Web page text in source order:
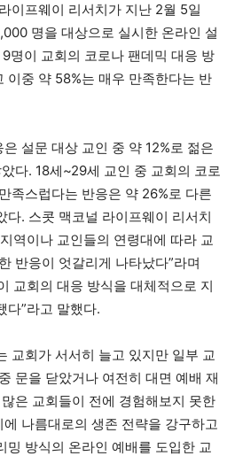
이프웨이 리서치가 지난 2월 5일
명을 대상으로 실시한 온라인 설
명이 교회의 코로나 팬데믹 대응 방
이중 약 58%는 매우 만족한다는 반
설문 대상 교인 중 약 12%로 젊은
다. 18세~29세 교인 중 교회의 코로
족스럽다는 반응은 약 26%로 다른
다. 스콧 맥코널 라이프웨이 리서치
역이나 교인들의 연령대에 따라 교
반응이 엇갈리게 나타났다”라며
교회의 대응 방식을 대체적으로 지
다”라고 말했다.
교회가 서서히 늘고 있지만 일부 교
문을 닫았거나 여전히 대면 예배 재
은 교회들이 전에 경험해보지 못한
나름대로의 생존 전략을 강구하고
밍 방식의 온라인 예배를 도입한 교